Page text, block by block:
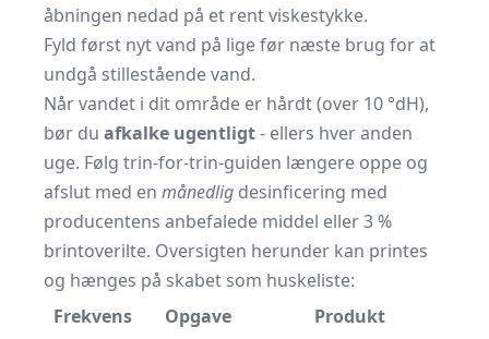
åbningen nedad på et rent viskestykke.
Fyld først nyt vand på lige før næste brug for at
undgå stillestående vand.
Når vandet i dit område er hårdt (over 10 °dH),
bør du afkalke ugentligt- ellers hver anden
uge. Følg trin-for-trin-guiden længere oppe og
afslut med en månedlig desinficering med
producentens anbefalede middel eller 3 %
brintoverilte. Oversigten herunder kan printes
og hænges på skabet som huskeliste:
Frekvens
Opgave Produkt